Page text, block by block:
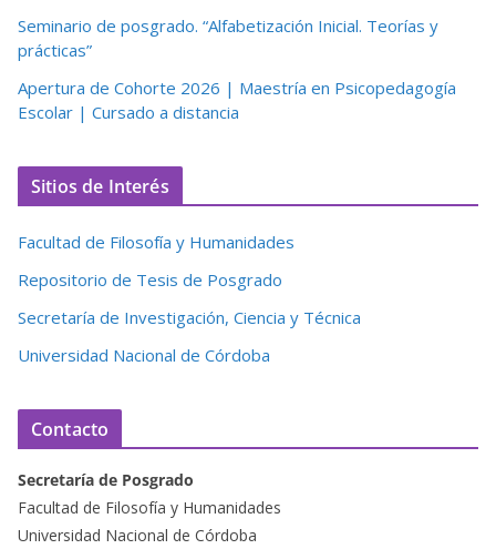
Seminario de posgrado. “Alfabetización Inicial. Teorías y
prácticas”
Apertura de Cohorte 2026 | Maestría en Psicopedagogía
Escolar | Cursado a distancia
Sitios de Interés
Facultad de Filosofía y Humanidades
Repositorio de Tesis de Posgrado
Secretaría de Investigación, Ciencia y Técnica
Universidad Nacional de Córdoba
Contacto
Secretaría de Posgrado
Facultad de Filosofía y Humanidades
Universidad Nacional de Córdoba